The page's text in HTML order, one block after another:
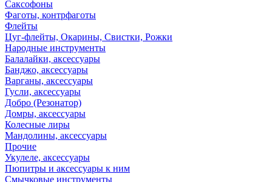
Саксофоны
Фаготы, контрфаготы
Флейты
Цуг-флейты, Окарины, Свистки, Рожки
Народные инструменты
Балалайки, аксессуары
Банджо, аксессуары
Варганы, аксессуары
Гусли, аксессуары
Добро (Резонатор)
Домры, аксессуары
Колесные лиры
Мандолины, аксессуары
Прочие
Укулеле, аксессуары
Пюпитры и аксессуары к ним
Смычковые инструменты